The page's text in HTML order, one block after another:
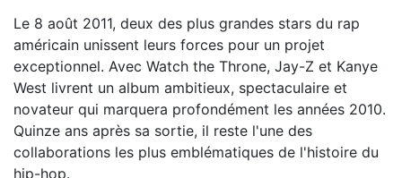
Le 8 août 2011, deux des plus grandes stars du rap
américain unissent leurs forces pour un projet
exceptionnel. Avec Watch the Throne, Jay-Z et Kanye
West livrent un album ambitieux, spectaculaire et
novateur qui marquera profondément les années 2010.
Quinze ans après sa sortie, il reste l'une des
collaborations les plus emblématiques de l'histoire du
hip-hop.